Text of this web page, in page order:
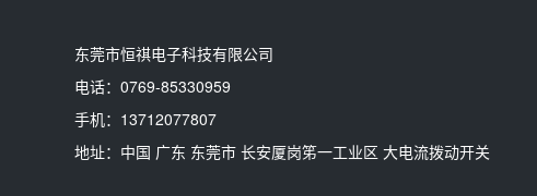
东莞市恒祺电子科技有限公司
电话：0769-85330959
手机：13712077807
地址：中国 广东 东莞市 长安厦岗笫一工业区 大电流拨动开关